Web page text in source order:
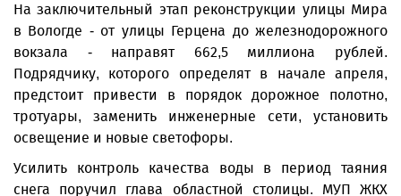
На заключительный этап реконструкции улицы Мира
в Вологде - от улицы Герцена до железнодорожного
вокзала - направят 662,5 миллиона рублей.
Подрядчику, которого определят в начале апреля,
предстоит привести в порядок дорожное полотно,
тротуары, заменить инженерные сети, установить
освещение и новые светофоры.
Усилить контроль качества воды в период таяния
снега поручил глава областной столицы. МУП ЖКХ